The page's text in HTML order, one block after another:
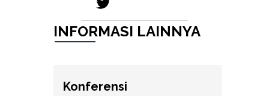
INFORMASI LAINNYA
Konferensi